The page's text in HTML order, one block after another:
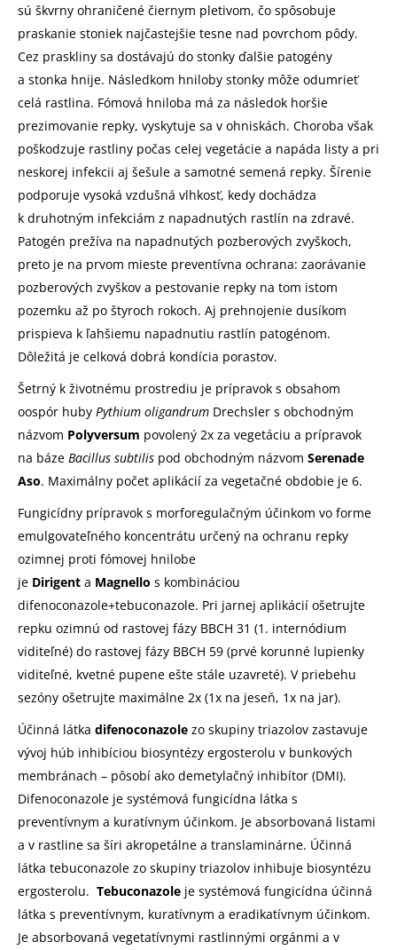
sú škvrny ohraničené čiernym pletivom, čo spôsobuje
praskanie stoniek najčastejšie tesne nad povrchom pôdy.
Cez praskliny sa dostávajú do stonky ďalšie patogény
a stonka hnije. Následkom hniloby stonky môže odumrieť
celá rastlina. Fómová hniloba má za následok horšie
prezimovanie repky, vyskytuje sa v ohniskách. Choroba však
poškodzuje rastliny počas celej vegetácie a napáda listy a pri
neskorej infekcii aj šešule a samotné semená repky. Šírenie
podporuje vysoká vzdušná vlhkosť, kedy dochádza
k druhotným infekciám z napadnutých rastlín na zdravé.
Patogén prežíva na napadnutých pozberových zvyškoch,
preto je na prvom mieste preventívna ochrana: zaorávanie
pozberových zvyškov a pestovanie repky na tom istom
pozemku až po štyroch rokoch. Aj prehnojenie dusíkom
prispieva k ľahšiemu napadnutiu rastlín patogénom.
Dôležitá je celková dobrá kondícia porastov.
Šetrný k životnému prostrediu je prípravok s obsahom
oospór huby Pythium oligandrum Drechsler s obchodným
názvom Polyversum povolený 2x za vegetáciu a prípravok
na báze Bacillus subtilis pod obchodným názvom Serenade
Aso. Maximálny počet aplikácií za vegetačné obdobie je 6.
Fungicídny prípravok s morforegulačným účinkom vo forme
emulgovateľného koncentrátu určený na ochranu repky
ozimnej proti fómovej hnilobe
je Dirigent a Magnello s kombináciou
difenoconazole+tebuconazole. Pri jarnej aplikácií ošetrujte
repku ozimnú od rastovej fázy BBCH 31 (1. internódium
viditeľné) do rastovej fázy BBCH 59 (prvé korunné lupienky
viditeľné, kvetné pupene ešte stále uzavreté). V priebehu
sezóny ošetrujte maximálne 2x (1x na jeseň, 1x na jar).
Účinná látka difenoconazole zo skupiny triazolov zastavuje
vývoj húb inhibíciou biosyntézy ergosterolu v bunkových
membránach – pôsobí ako demetylačný inhibítor (DMI).
Difenoconazole je systémová fungicídna látka s
preventívnym a kuratívnym účinkom. Je absorbovaná listami
a v rastline sa šíri akropetálne a translaminárne. Účinná
látka tebuconazole zo skupiny triazolov inhibuje biosyntézu
ergosterolu. Tebuconazole je systémová fungicídna účinná
látka s preventívnym, kuratívnym a eradikatívnym účinkom.
Je absorbovaná vegetatívnymi rastlinnými orgánmi a v